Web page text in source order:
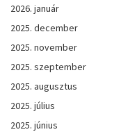
2026. január
2025. december
2025. november
2025. szeptember
2025. augusztus
2025. július
2025. június